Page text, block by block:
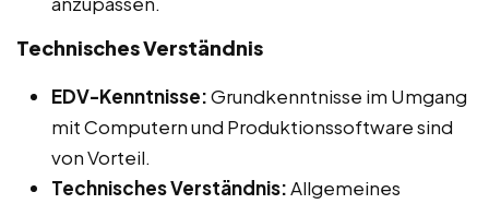
Technisches Verständnis
EDV-Kenntnisse:Grundkenntnisse im Umgang
mit Computern und Produktionssoftware sind
von Vorteil.
Technisches Verständnis:Allgemeines